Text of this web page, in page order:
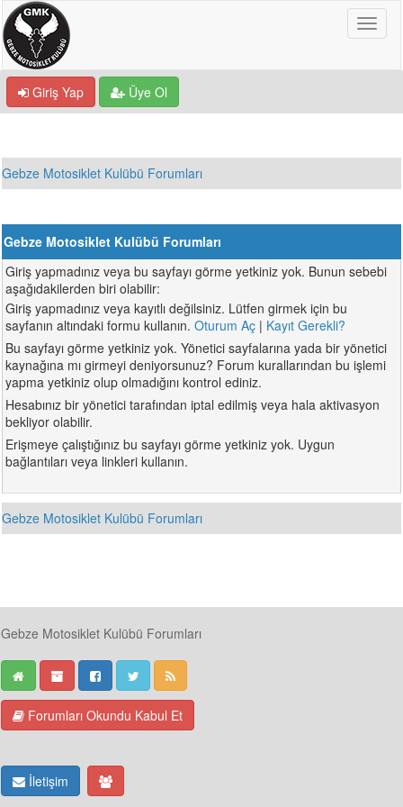
Giriş Yap Üye Ol
Gebze Motosiklet Kulübü Forumları
Gebze Motosiklet Kulübü Forumları
Giriş yapmadınız veya bu sayfayı görme yetkiniz yok. Bunun sebebi
aşağıdakilerden biri olabilir:
Giriş yapmadınız veya kayıtlı değilsiniz. Lütfen girmek için bu
sayfanın altındaki formu kullanın.Oturum Aç | Kayıt Gerekli?
Bu sayfayı görme yetkiniz yok. Yönetici sayfalarına yada bir yönetici
kaynağına mı girmeyi deniyorsunuz? Forum kurallarından bu işlemi
yapma yetkiniz olup olmadığını kontrol ediniz.
Hesabınız bir yönetici tarafından iptal edilmiş veya hala aktivasyon
bekliyor olabilir.
Erişmeye çalıştığınız bu sayfayı görme yetkiniz yok. Uygun
bağlantıları veya linkleri kullanın.
Gebze Motosiklet Kulübü Forumları
Gebze Motosiklet Kulübü Forumları
Forumları Okundu Kabul Et
İletişim